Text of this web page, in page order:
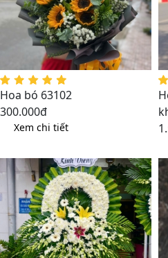
Hoa bó 63102
300.000đ
Xem chi tiết